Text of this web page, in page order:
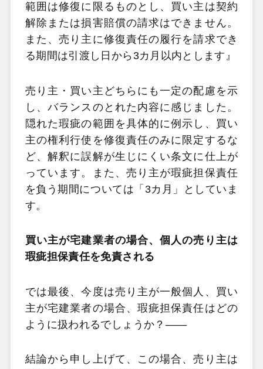
範囲は修復に限るものとし、買い主は契約
解除または損害賠償の請求はできません。
また、売り主に修復責任の履行を請求でき
る期間は引渡し日から3カ月以内とします』
売り主・買い主どちらにも一定の配慮を示
し、バランスのとれた内容に感じました。
隠れた瑕疵の範囲を具体的に例示し、買い
主の権利行使を修復責任のみに限定するな
ど、解釈に誤解が生じにくい条文に仕上が
っています。また、売り主が瑕疵担保責任
を負う期間については「3カ月」としていま
す。
買い主が宅建業者の場合、個人の売り主は
瑕疵担保責任を免責される
では最後、今度は売り主が一般個人、買い
主が宅建業者の場合、瑕疵担保責任はどの
ように扱われるでしょうか？――
結論から申し上げて、この場合、売り主は